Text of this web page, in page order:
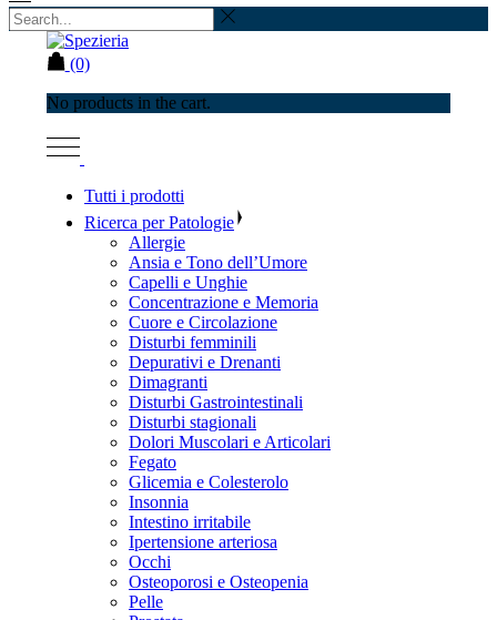
(0)
No products in the cart.
Tutti i prodotti
Ricerca per Patologie
Allergie
Ansia e Tono dell’Umore
Capelli e Unghie
Concentrazione e Memoria
Cuore e Circolazione
Disturbi femminili
Depurativi e Drenanti
Dimagranti
Disturbi Gastrointestinali
Disturbi stagionali
Dolori Muscolari e Articolari
Fegato
Glicemia e Colesterolo
Insonnia
Intestino irritabile
Ipertensione arteriosa
Occhi
Osteoporosi e Osteopenia
Pelle